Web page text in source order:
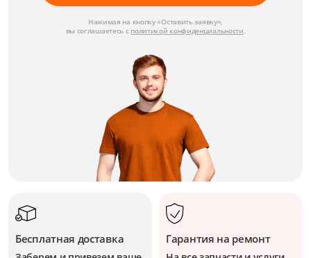
Нажимая на кнопку «Оставить заявку»,
вы соглашаетесь с политикой конфиденциальности.
Бесплатная доставка Гарантия на ремонт